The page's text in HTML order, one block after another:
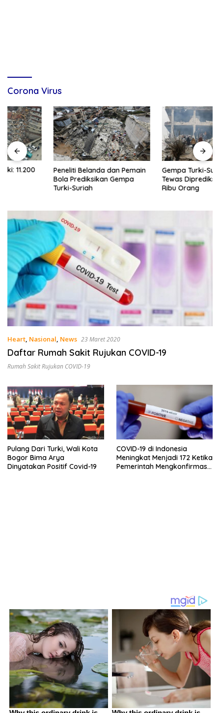
Corona Virus
Peneliti Belanda dan Pemain
Bola Prediksikan Gempa
Gempa Turki-Suriah, Korban
Tewas Diprediksi Tembus 10
Heart, Nasional, News 23 Maret 2020
Daftar Rumah Sakit Rujukan COVID-19
Rumah Sakit Rujukan COVID-19
Pulang Dari Turki, Wali Kota
Bogor Bima Arya
Dinyatakan Positif Covid-19
COVID-19 di Indonesia
Meningkat Menjadi 172 Ketika
Pemerintah Mengkonfirmasi